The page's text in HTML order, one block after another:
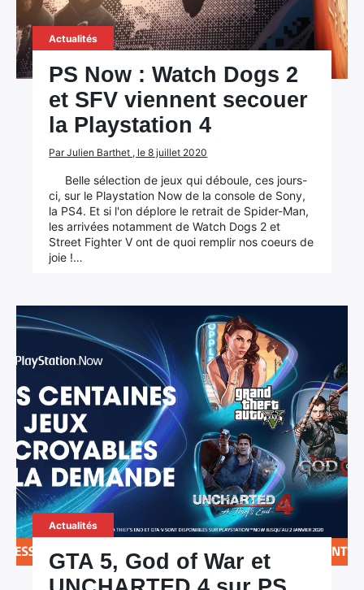
Actualités
PS Now : Watch Dogs 2
et SFV viennent secouer
la Playstation 4
Par Julien Barthet , le 8 juillet 2020
Belle sélection de jeux qui déboule, ces jours-
ci, sur le Playstation Now de la console de Sony,
la PS4. Et si l'on déplore le retrait de Spider-Man,
les arrivées notamment de Watch Dogs 2 et
Street Fighter V ont de quoi remplir nos coeurs de
joie !…
Actualités
GTA 5, God of War et